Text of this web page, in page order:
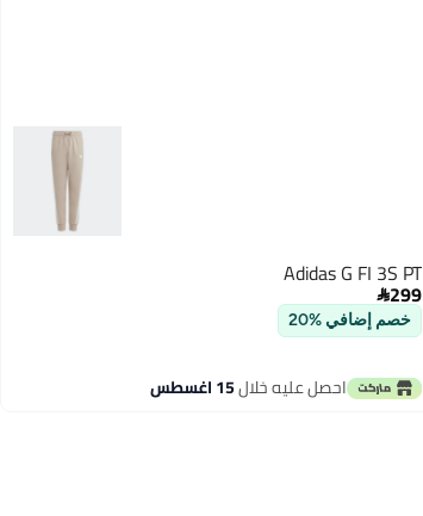
Adidas G FI 3S PT
299
خصم إضافي %20
احصل عليه خلال15 اغسطس